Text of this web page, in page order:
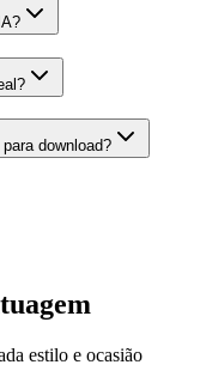
download?
estilo e ocasião